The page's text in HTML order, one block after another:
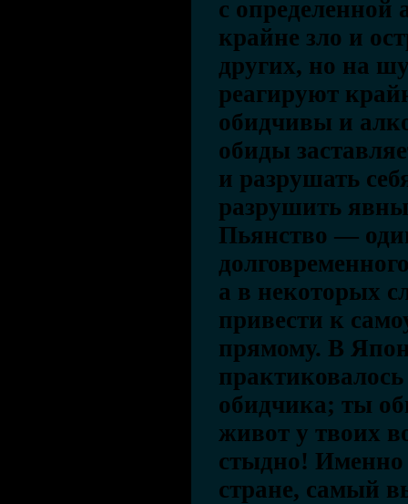
с определенной
крайне зло и
других, но на
реагируют
обидчивы и
обиды
и разрушать
разрушить
Пьянство —
а в некоторых
привести к
прямому. В
обидчика; ты
живот у твоих
стыдно! Именно
стране, самый